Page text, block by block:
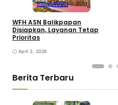
BALIKPAPAN
WFH ASN Balikpapan
Disiapkan, Layanan Tetap
Prioritas
April 3, 2026
Berita Terbaru